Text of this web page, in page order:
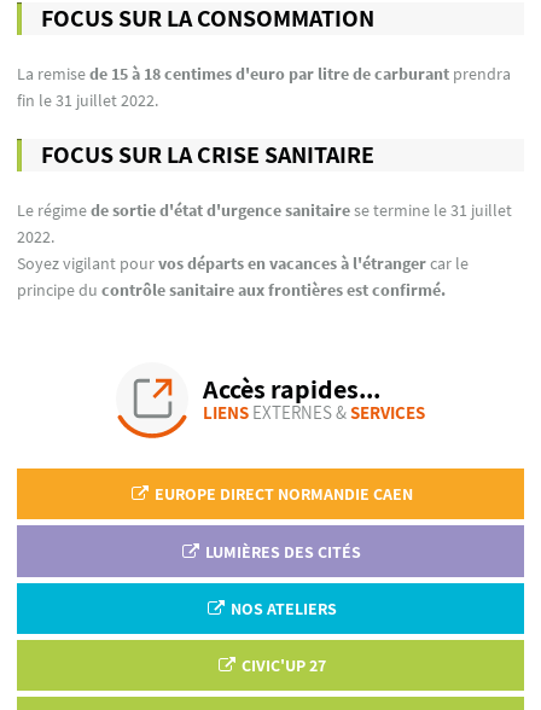
Accès rapides...
LIENSEXTERNES &SERVICES
EUROPE DIRECT NORMANDIE CAEN
LUMIÈRES DES CITÉS
NOS ATELIERS
CIVIC'UP 27
FOCUS SUR LA CONSOMMATION
La remisede 15 à 18 centimes d'euro par litre de carburant prendra
fin le 31 juillet 2022.
FOCUS SUR LA CRISE SANITAIRE
Le régimede sortie d'état d'urgence sanitairese termine le 31 juillet
2022.
Soyez vigilant pourvos départs en vacances à l'étrangercar le
principe du contrôle sanitaire aux frontières est confirmé.